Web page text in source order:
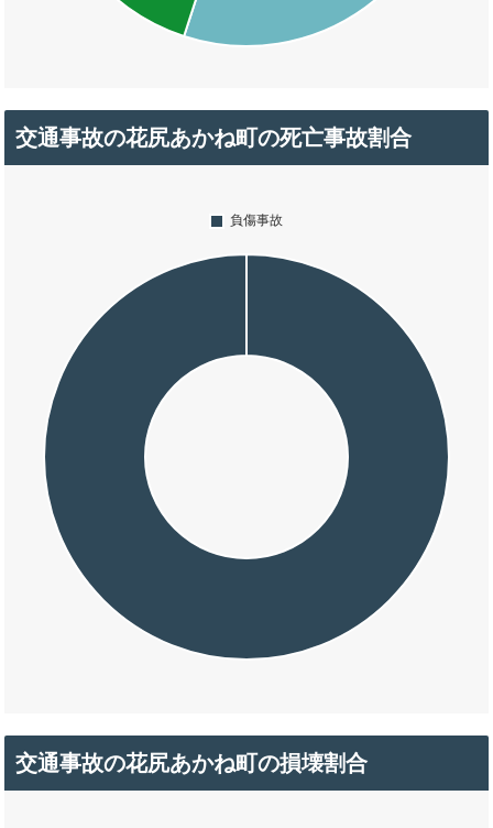
交通事故の花尻あかね町の死亡事故割合
交通事故の花尻あかね町の損壊割合